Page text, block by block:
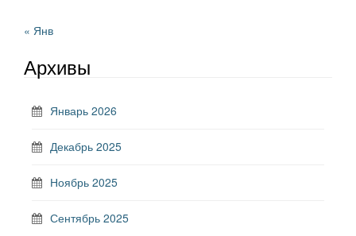
« Янв
Архивы
Январь 2026
Декабрь 2025
Ноябрь 2025
Сентябрь 2025